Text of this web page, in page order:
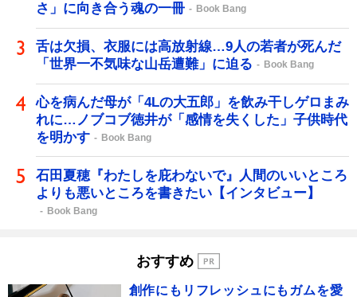
さ」に向き合う魂の一冊
Book Bang
舌は欠損、衣服には高放射線…9人の若者が死んだ
「世界一不気味な山岳遭難」に迫る
Book Bang
心を病んだ母が「4Lの大五郎」を飲み干しゲロまみ
れに…ノブコブ徳井が「感情を失くした」子供時代
を明かす
Book Bang
石田夏穂『わたしを庇わないで』人間のいいところ
よりも悪いところを書きたい【インタビュー】
Book Bang
おすすめ
創作にもリフレッシュにもガムを愛